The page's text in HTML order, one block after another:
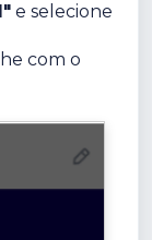
e selecione
com o